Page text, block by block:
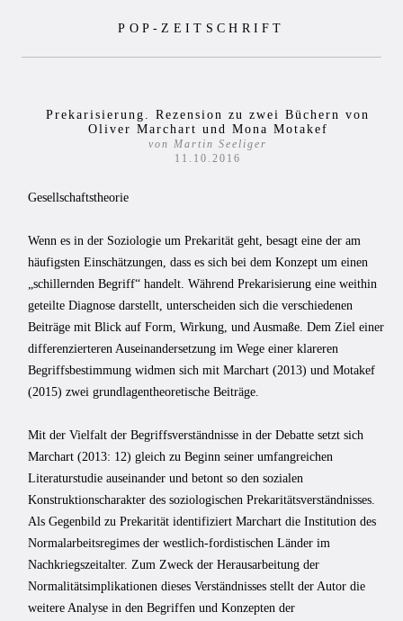
POP-ZEITSCHRIFT
Prekarisierung. Rezension zu zwei Büchern von
Oliver Marchart und Mona Motakef
von Martin Seeliger
11.10.2016
Gesellschaftstheorie
Wenn es in der Soziologie um Prekarität geht, besagt eine der am
häufigsten Einschätzungen, dass es sich bei dem Konzept um einen
„schillernden Begriff“ handelt. Während Prekarisierung eine weithin
geteilte Diagnose darstellt, unterscheiden sich die verschiedenen
Beiträge mit Blick auf Form, Wirkung, und Ausmaße. Dem Ziel einer
differenzierteren Auseinandersetzung im Wege einer klareren
Begriffsbestimmung widmen sich mit Marchart (2013) und Motakef
(2015) zwei grundlagentheoretische Beiträge.
Mit der Vielfalt der Begriffsverständnisse in der Debatte setzt sich
Marchart (2013: 12) gleich zu Beginn seiner umfangreichen
Literaturstudie auseinander und betont so den sozialen
Konstruktionscharakter des soziologischen Prekaritätsverständnisses.
Als Gegenbild zu Prekarität identifiziert Marchart die Institution des
Normalarbeitsregimes der westlich-fordistischen Länder im
Nachkriegszeitalter. Zum Zweck der Herausarbeitung der
Normalitätsimplikationen dieses Verständnisses stellt der Autor die
weitere Analyse in den Begriffen und Konzepten der